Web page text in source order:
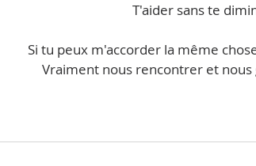
T'aider sans te
Si tu peux m'accorder la même
Vraiment nous rencontrer et